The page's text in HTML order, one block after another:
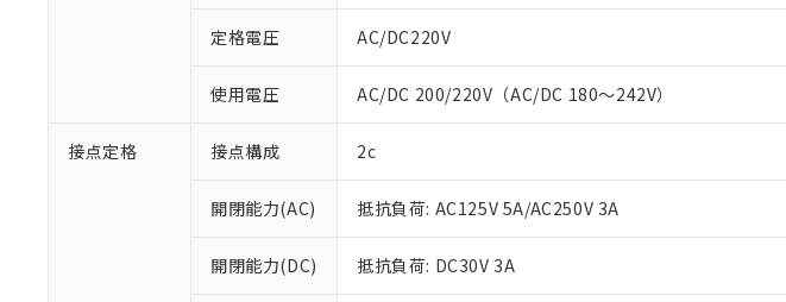
定格電圧 AC/DC220V
使用電圧 AC/DC 200/220V（AC/DC 180～242V）
接点定格 接点構成 2c
開閉能力(AC) 抵抗負荷: AC125V 5A/AC250V 3A
開閉能力(DC) 抵抗負荷: DC30V 3A
ご利用条件
対応予定：EU RoHS指令（10物質）の非含有に対
対応予定なし：EU RoHS指令（10物質）の非含有
調査・確認中：EU RoHS指令（10物質）の非含有
非該当品：ライセンス料など無形物で、有害物質有